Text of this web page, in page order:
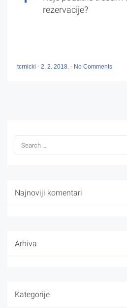
rezervacije?
tcrnicki - 2. 2. 2018. - No Comments
Najnoviji komentari
Arhiva
Kategorije